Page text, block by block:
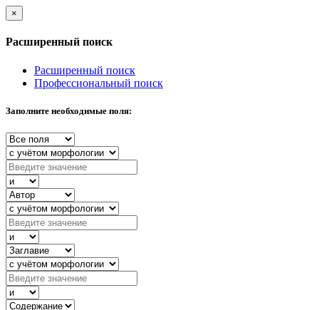
×
Расширенный поиск
Расширенный поиск
Профессиональный поиск
Заполните необходимые поля: